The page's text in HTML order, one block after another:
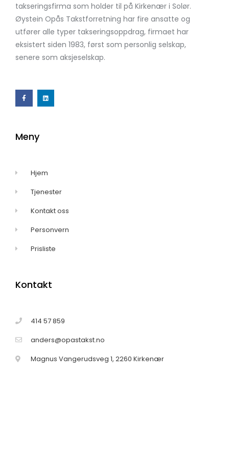
takseringsfirma som holder til på Kirkenær i Solør.
Øystein Opås Takstforretning har fire ansatte og
utfører alle typer takseringsoppdrag, firmaet har
eksistert siden 1983, først som personlig selskap,
senere som aksjeselskap.
Meny
Hjem
Tjenester
Kontakt oss
Personvern
Prisliste
Kontakt
414 57 859
anders@opastakst.no
Magnus Vangerudsveg 1, 2260 Kirkenær